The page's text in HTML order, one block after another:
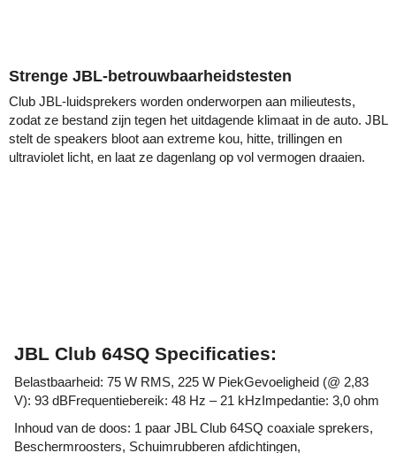
Strenge JBL-betrouwbaarheidstesten
Club JBL-luidsprekers worden onderworpen aan milieutests,
zodat ze bestand zijn tegen het uitdagende klimaat in de auto. JBL
stelt de speakers bloot aan extreme kou, hitte, trillingen en
ultraviolet licht, en laat ze dagenlang op vol vermogen draaien.
JBL Club 64SQ Specificaties:
Belastbaarheid: 75 W RMS, 225 W PiekGevoeligheid (@ 2,83
V): 93 dBFrequentiebereik: 48 Hz – 21 kHzImpedantie: 3,0 ohm
Inhoud van de doos: 1 paar JBL Club 64SQ coaxiale sprekers,
Beschermroosters, Schuimrubberen afdichtingen,